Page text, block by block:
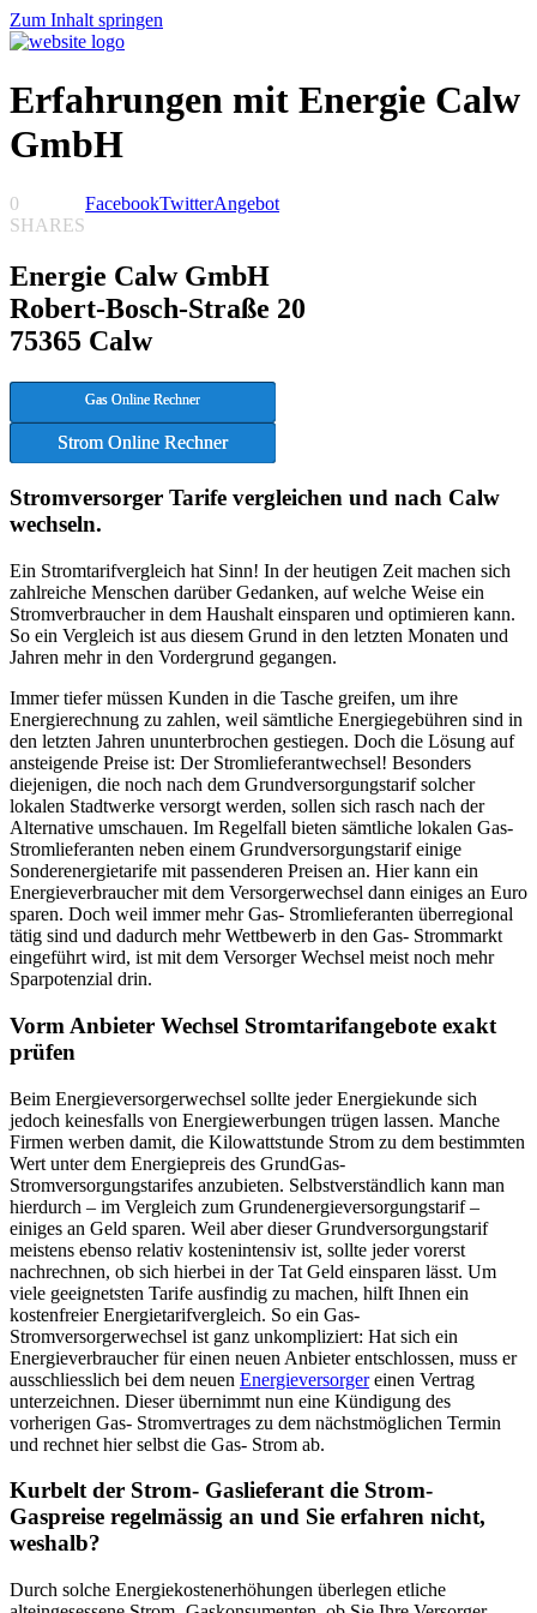
Zum Inhalt springen
Erfahrungen mit Energie Calw
GmbH
0
SHARES
FacebookTwitterAngebot
Energie Calw GmbH
Robert-Bosch-Straße 20
75365 Calw
Gas Online Rechner
Strom Online Rechner
Stromversorger Tarife vergleichen und nach Calw
wechseln.
Ein Stromtarifvergleich hat Sinn! In der heutigen Zeit machen sich
zahlreiche Menschen darüber Gedanken, auf welche Weise ein
Stromverbraucher in dem Haushalt einsparen und optimieren kann.
So ein Vergleich ist aus diesem Grund in den letzten Monaten und
Jahren mehr in den Vordergrund gegangen.
Immer tiefer müssen Kunden in die Tasche greifen, um ihre
Energierechnung zu zahlen, weil sämtliche Energiegebühren sind in
den letzten Jahren ununterbrochen gestiegen. Doch die Lösung auf
ansteigende Preise ist: Der Stromlieferantwechsel! Besonders
diejenigen, die noch nach dem Grundversorgungstarif solcher
lokalen Stadtwerke versorgt werden, sollen sich rasch nach der
Alternative umschauen. Im Regelfall bieten sämtliche lokalen Gas-
Stromlieferanten neben einem Grundversorgungstarif einige
Sonderenergietarife mit passenderen Preisen an. Hier kann ein
Energieverbraucher mit dem Versorgerwechsel dann einiges an Euro
sparen. Doch weil immer mehr Gas- Stromlieferanten überregional
tätig sind und dadurch mehr Wettbewerb in den Gas- Strommarkt
eingeführt wird, ist mit dem Versorger Wechsel meist noch mehr
Sparpotenzial drin.
Vorm Anbieter Wechsel Stromtarifangebote exakt
prüfen
Beim Energieversorgerwechsel sollte jeder Energiekunde sich
jedoch keinesfalls von Energiewerbungen trügen lassen. Manche
Firmen werben damit, die Kilowattstunde Strom zu dem bestimmten
Wert unter dem Energiepreis des GrundGas-
Stromversorgungstarifes anzubieten. Selbstverständlich kann man
hierdurch – im Vergleich zum Grundenergieversorgungstarif –
einiges an Geld sparen. Weil aber dieser Grundversorgungstarif
meistens ebenso relativ kostenintensiv ist, sollte jeder vorerst
nachrechnen, ob sich hierbei in der Tat Geld einsparen lässt. Um
viele geeignetsten Tarife ausfindig zu machen, hilft Ihnen ein
kostenfreier Energietarifvergleich. So ein Gas-
Stromversorgerwechsel ist ganz unkompliziert: Hat sich ein
Energieverbraucher für einen neuen Anbieter entschlossen, muss er
ausschliesslich bei dem neuen Energieversorgereinen Vertrag
unterzeichnen. Dieser übernimmt nun eine Kündigung des
vorherigen Gas- Stromvertrages zu dem nächstmöglichen Termin
und rechnet hier selbst die Gas- Strom ab.
Kurbelt der Strom- Gaslieferant die Strom-
Gaspreise regelmässig an und Sie erfahren nicht,
weshalb?
Durch solche Energiekostenerhöhungen überlegen etliche